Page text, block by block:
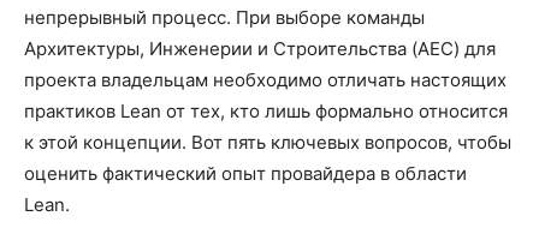
непрерывный процесс. При выборе команды
Архитектуры, Инженерии и Строительства (AEC) для
проекта владельцам необходимо отличать настоящих
практиков Lean от тех, кто лишь формально относится
к этой концепции. Вот пять ключевых вопросов, чтобы
оценить фактический опыт провайдера в области
Lean.